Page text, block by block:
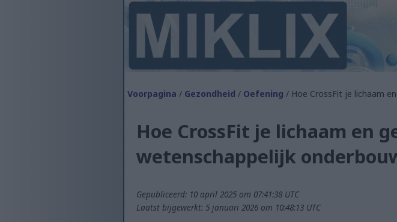
Voorpagina / Gezondheid / Oefening / Hoe CrossFit je lichaam
Hoe CrossFit je lichaam en
wetenschappelijk
Gepubliceerd: 10 april 2025 om 07:41:38 UTC
Laatst bijgewerkt: 5 januari 2026 om 10:48:13 UTC